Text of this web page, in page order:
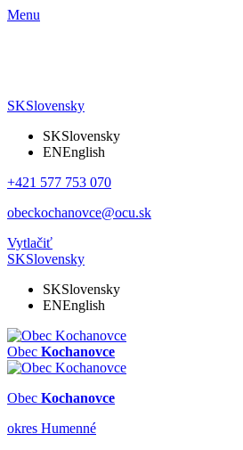
Menu
SKSlovensky
SKSlovensky
ENEnglish
+421 577 753 070
obeckochanovce@ocu.sk
Vytlačiť
SKSlovensky
SKSlovensky
ENEnglish
Obec Kochanovce
Obec Kochanovce
okres Humenné